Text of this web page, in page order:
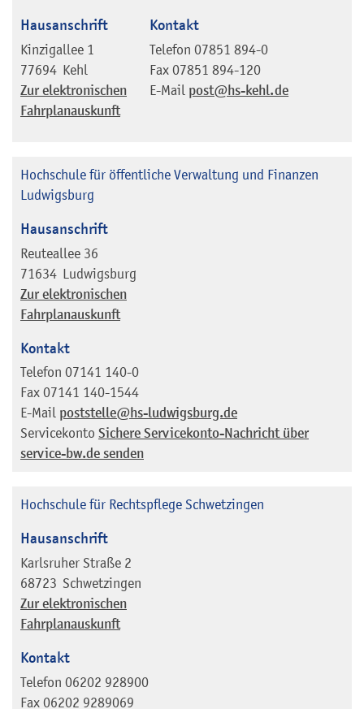
Hausanschrift
Kinzigallee 1
77694 Kehl
Zur elektronischen
Fahrplanauskunft
Kontakt
Telefon 07851 894-0
Fax 07851 894-120
E-Mail post@hs-kehl.de
Hochschule für öffentliche Verwaltung und Finanzen
Ludwigsburg
Hausanschrift
Reuteallee 36
71634 Ludwigsburg
Zur elektronischen
Fahrplanauskunft
Kontakt
Telefon 07141 140-0
Fax 07141 140-1544
E-Mail poststelle@hs-ludwigsburg.de
Servicekonto Sichere Servicekonto-Nachricht über
service-bw.de senden
Hochschule für Rechtspflege Schwetzingen
Hausanschrift
Karlsruher Straße 2
68723 Schwetzingen
Zur elektronischen
Fahrplanauskunft
Kontakt
Telefon 06202 928900
Fax 06202 9289069